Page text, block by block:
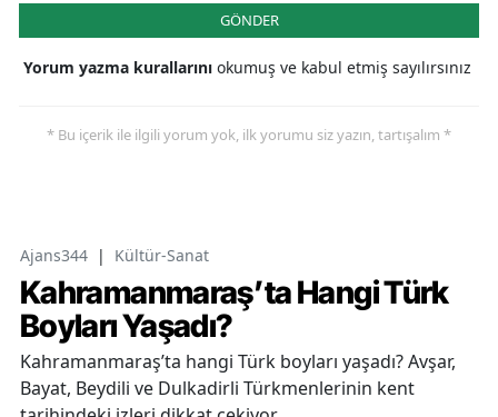
GÖNDER
Yorum yazma kurallarını okumuş ve kabul etmiş sayılırsınız
* Bu içerik ile ilgili yorum yok, ilk yorumu siz yazın, tartışalım *
Ajans344 | Kültür-Sanat
Kahramanmaraş’ta Hangi Türk
Boyları Yaşadı?
Kahramanmaraş’ta hangi Türk boyları yaşadı? Avşar,
Bayat, Beydili ve Dulkadirli Türkmenlerinin kent